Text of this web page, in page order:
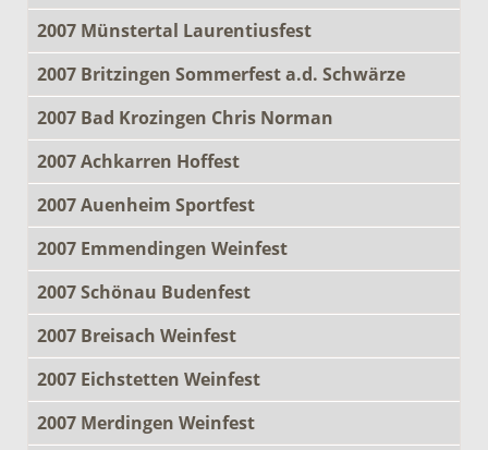
2007 Münstertal Laurentiusfest
2007 Britzingen Sommerfest a.d. Schwärze
2007 Bad Krozingen Chris Norman
2007 Achkarren Hoffest
2007 Auenheim Sportfest
2007 Emmendingen Weinfest
2007 Schönau Budenfest
2007 Breisach Weinfest
2007 Eichstetten Weinfest
2007 Merdingen Weinfest